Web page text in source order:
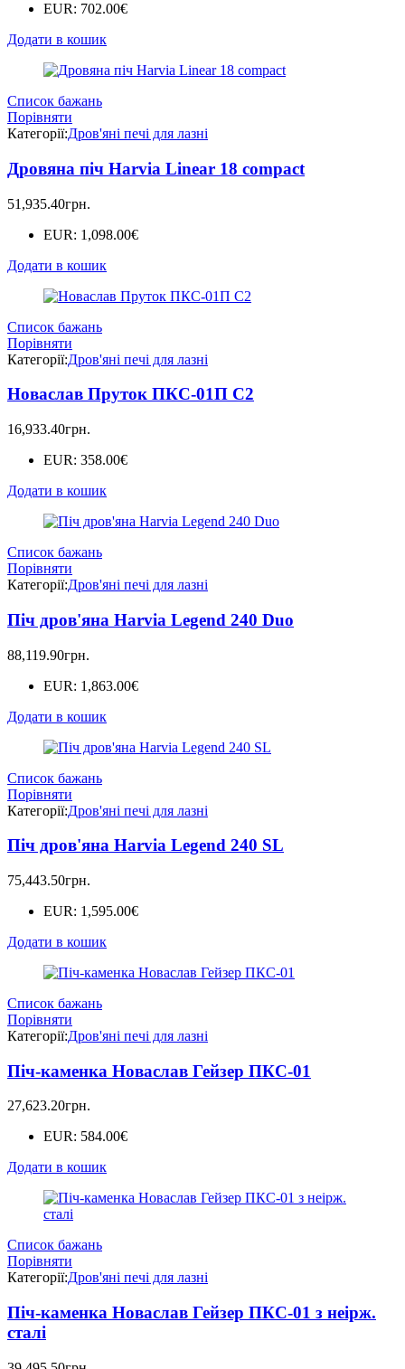
EUR: 702.00€
Додати в кошик
Список бажань
Порівняти
Категорії:Дров'яні печі для лазні
Дровяна піч Harvia Linear 18 compact
51,935.40грн.
EUR: 1,098.00€
Додати в кошик
Список бажань
Порівняти
Категорії:Дров'яні печі для лазні
Новаслав Пруток ПКС-01П С2
16,933.40грн.
EUR: 358.00€
Додати в кошик
Список бажань
Порівняти
Категорії:Дров'яні печі для лазні
Піч дров'яна Harvia Legend 240 Duo
88,119.90грн.
EUR: 1,863.00€
Додати в кошик
Список бажань
Порівняти
Категорії:Дров'яні печі для лазні
Піч дров'яна Harvia Legend 240 SL
75,443.50грн.
EUR: 1,595.00€
Додати в кошик
Список бажань
Порівняти
Категорії:Дров'яні печі для лазні
Піч-каменка Новаслав Гейзер ПКС-01
27,623.20грн.
EUR: 584.00€
Додати в кошик
Список бажань
Порівняти
Категорії:Дров'яні печі для лазні
Піч-каменка Новаслав Гейзер ПКС-01 з неірж.
сталі